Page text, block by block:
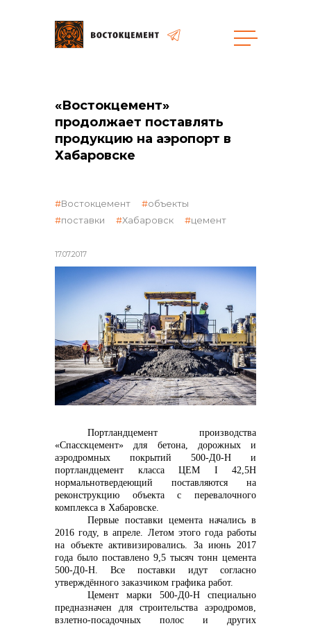
Закупки
общая информация
объявленные закупки
реализация неликвидов
контакты отдела закупок
Контакты
+7 (423) 234 50 50
info@vostokcement.ru
«Востокцемент»
продолжает поставлять
продукцию на аэропорт в
Хабаровске
17.07.2017
Востокцемент
объекты
поставки
Хабаровск цемент
Портландцемент производства
«Спасскцемент» для бетона, дорожных и
аэродромных покрытий 500-Д0-Н и
портландцемент класса ЦЕМ I 42,5Н
нормальнотвердеющий поставляются на
реконструкцию объекта с перевалочного
комплекса в Хабаровске.
Первые поставки цемента начались в
2016 году, в апреле. Летом этого года работы
на объекте активизировались. За июнь 2017
года было поставлено 9,5 тысяч тонн цемента
500-Д0-Н. Все поставки идут согласно
утверждённого заказчиком графика работ.
Цемент марки 500-Д0-Н специально
предназначен для строительства аэродромов,
взлетно-посадочных полос и других